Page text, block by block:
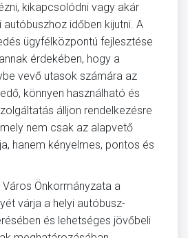
kikapcsolódni vagy akár
időben kijutni. A
ügyfélközpontú fejlesztése
érdekében, hogy a
vevő utasok számára az
könnyen használható és
álljon rendelkezésre
nem csak az alapvető
hanem kényelmes, pontos és
Önkormányzata a
várja a helyi autóbusz-
és lehetséges jövőbeli